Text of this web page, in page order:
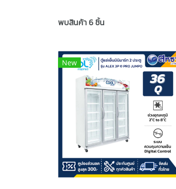
พบสินค้า 6 ชิ้น
New